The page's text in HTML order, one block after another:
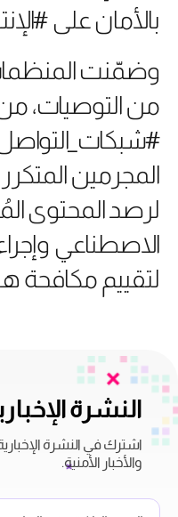
بالأمان على
وضمّنت
من التوصيات،
المجرمين
لرصد المحتوى
الاصطناعي
لتقييم مكافحة
النشرة
اشترك في النشرة
والأخبار الأمنية.